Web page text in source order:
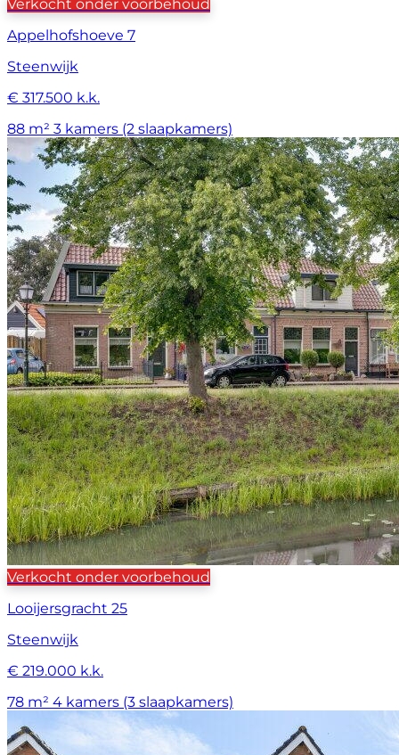
Verkocht onder voorbehoud
Appelhofshoeve 7
Steenwijk
€ 317.500 k.k.
88 m² 3 kamers (2 slaapkamers)
Verkocht onder voorbehoud
Looijersgracht 25
Steenwijk
€ 219.000 k.k.
78 m² 4 kamers (3 slaapkamers)